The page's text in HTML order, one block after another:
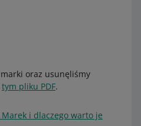
oraz usunęliśmy
tym pliku PDF.
i dlaczego warto je